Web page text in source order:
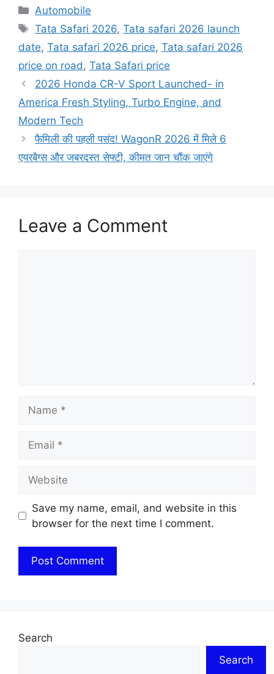
Categories
Automobile
Tags
Tata Safari 2026,Tata safari 2026 launch
date, Tata safari 2026 price, Tata safari 2026
price on road , Tata Safari price
2026 Honda CR-V Sport Launched- in
America Fresh Styling, Turbo Engine, and
Modern Tech
फैमिली की पहली पसंद! WagonR 2026 में मिले 6
एयरबैग्स और जबरदस्त सेफ्टी, कीमत जान चौंक जाएंगे
Leave a Comment
Save my name, email, and website in this
browser for the next time I comment.
Search
Search